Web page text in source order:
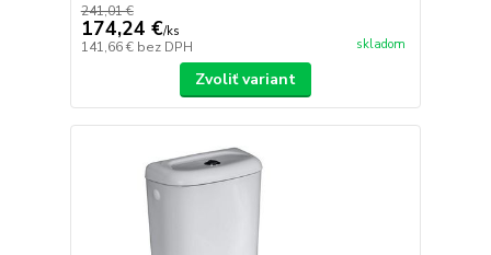
241,01 €
174,24 €/ks
141,66 € bez DPH skladom
Zvoliť variant